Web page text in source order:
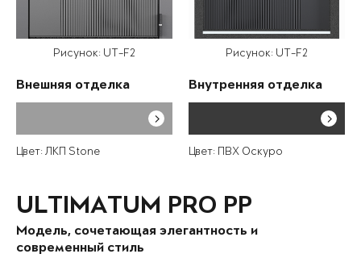
Рисунок: UT-F2
Внешняя отделка
Цвет: ЛКП Stone
Рисунок: UT-F2
Внутренняя отделка
Цвет: ПВХ Оскуро
ULTIMATUM PRO PP
Модель, сочетающая элегантность и
современный стиль